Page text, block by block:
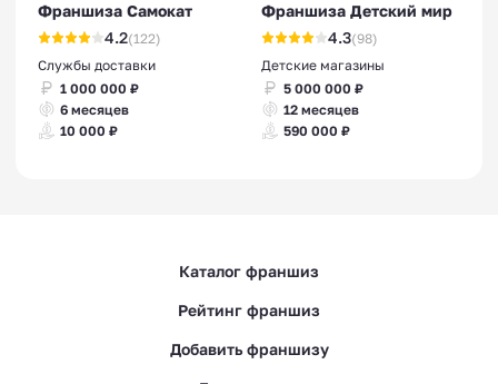
Франшиза Самокат
4.2(122)
Службы доставки
1 000 000 ₽
6 месяцев
10 000 ₽
Франшиза Детский мир
4.3(98)
Детские магазины
5 000 000 ₽
12 месяцев
590 000 ₽
Каталог франшиз
Рейтинг франшиз
Добавить франшизу